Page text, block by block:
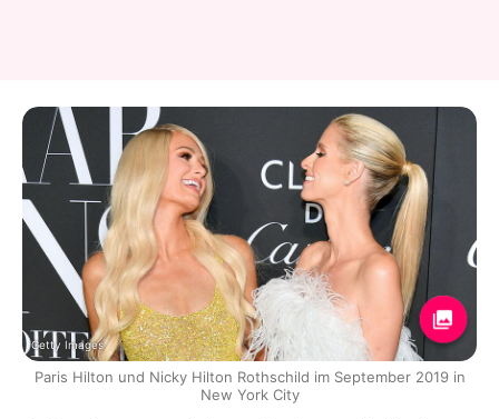
Getty Images
Paris Hilton und Nicky Hilton Rothschild im September 2019 in
New York City